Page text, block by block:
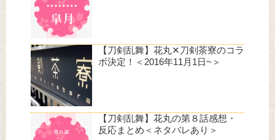
【刀剣乱舞】花丸✕刀剣茶寮のコラ
ボ決定！＜2016年11月1日~＞
【刀剣乱舞】花丸の第８話感想・
反応まとめ＜ネタバレあり＞